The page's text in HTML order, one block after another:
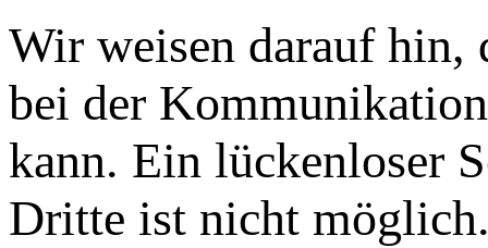
Wir weisen darauf hin,
bei der
kann. Ein lückenloser
Dritte ist nicht